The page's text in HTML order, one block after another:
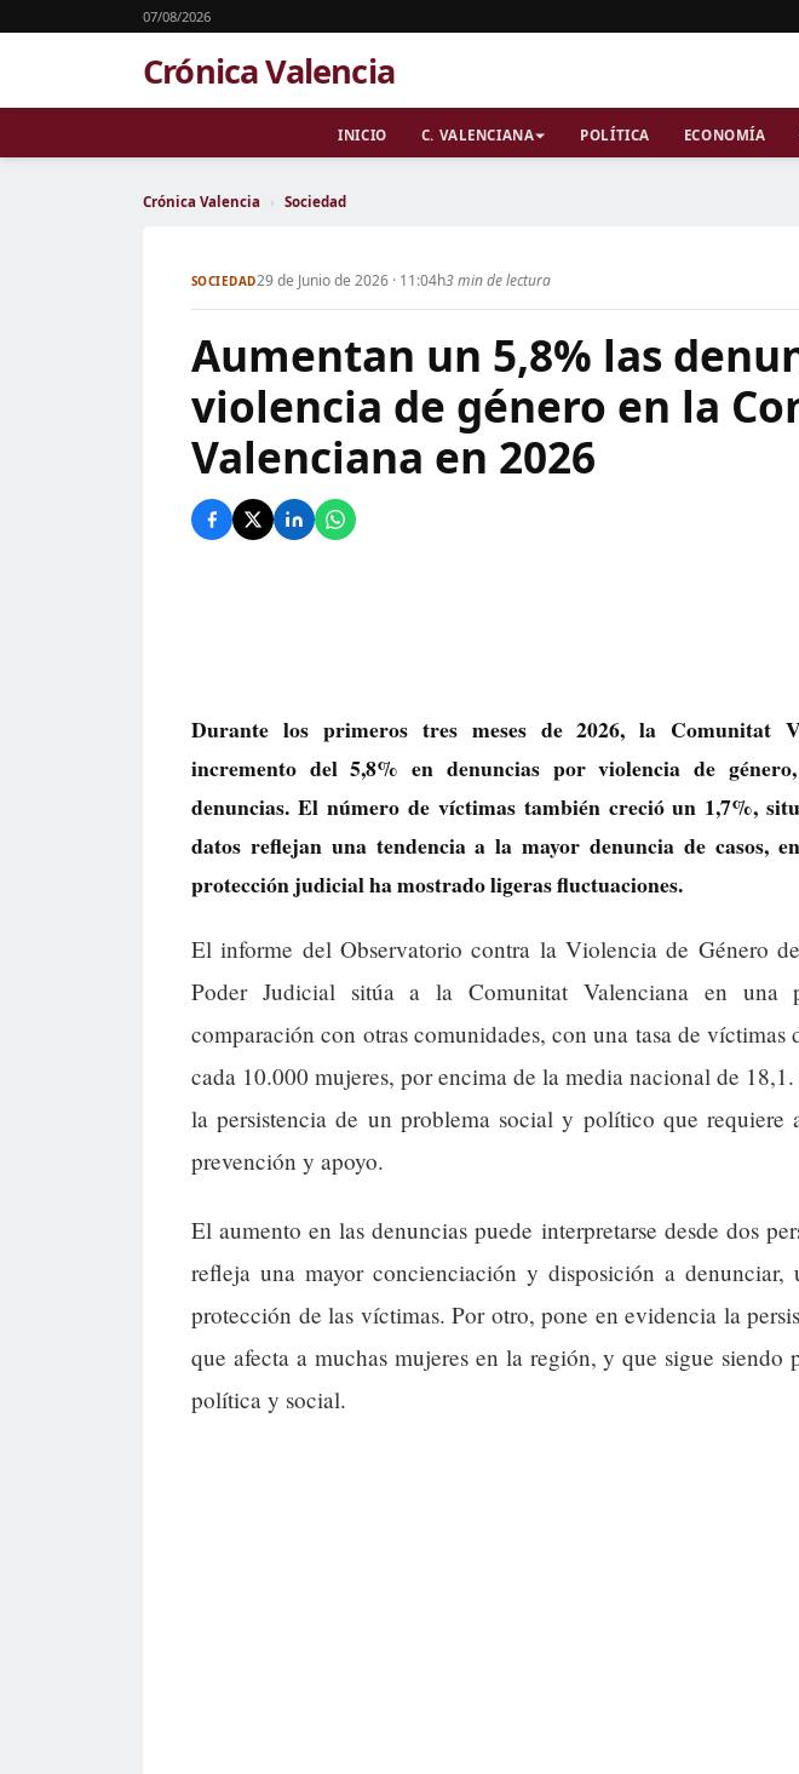
07/08/2026
Crónica Valencia
INICIO C. VALENCIANA POLÍTICA ECONOMÍA
Crónica Valencia › Sociedad
SOCIEDAD29 de Junio de 2026 · 11:04h3 min de lectura
Aumentan un 5,8% las
violencia de género en la
Valenciana en 2026
Durante los primeros tres meses de 2026, la Comunitat
incremento del 5,8% en denuncias por violencia de
denuncias. El número de víctimas también creció un 1,7%,
datos reflejan una tendencia a la mayor denuncia de casos,
protección judicial ha mostrado ligeras fluctuaciones.
El informe del Observatorio contra la Violencia de Género
Poder Judicial sitúa a la Comunitat Valenciana en una
comparación con otras comunidades, con una tasa de víctimas
cada 10.000 mujeres, por encima de la media nacional de
la persistencia de un problema social y político que requiere
prevención y apoyo.
El aumento en las denuncias puede interpretarse desde dos
refleja una mayor concienciación y disposición a
protección de las víctimas. Por otro, pone en evidencia la
que afecta a muchas mujeres en la región, y que sigue siendo
política y social.